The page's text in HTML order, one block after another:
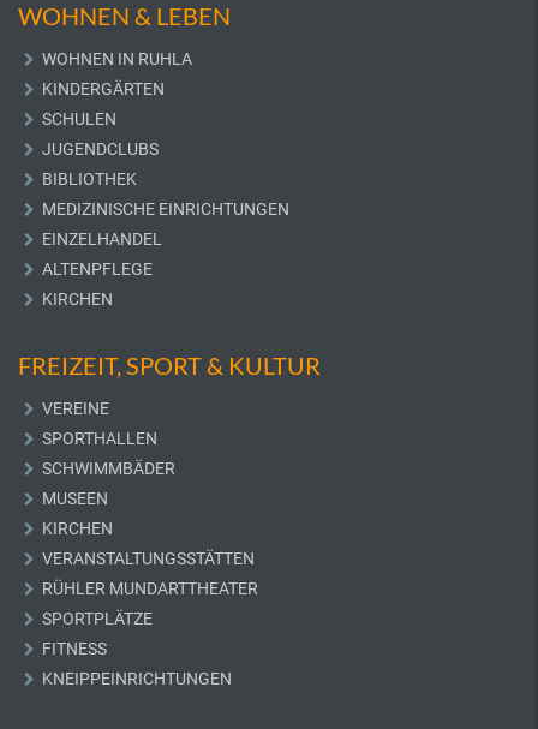
WOHNEN & LEBEN
WOHNEN IN RUHLA
KINDERGÄRTEN
SCHULEN
JUGENDCLUBS
BIBLIOTHEK
MEDIZINISCHE EINRICHTUNGEN
EINZELHANDEL
ALTENPFLEGE
KIRCHEN
FREIZEIT, SPORT & KULTUR
VEREINE
SPORTHALLEN
SCHWIMMBÄDER
MUSEEN
KIRCHEN
VERANSTALTUNGSSTÄTTEN
RÜHLER MUNDARTTHEATER
SPORTPLÄTZE
FITNESS
KNEIPPEINRICHTUNGEN